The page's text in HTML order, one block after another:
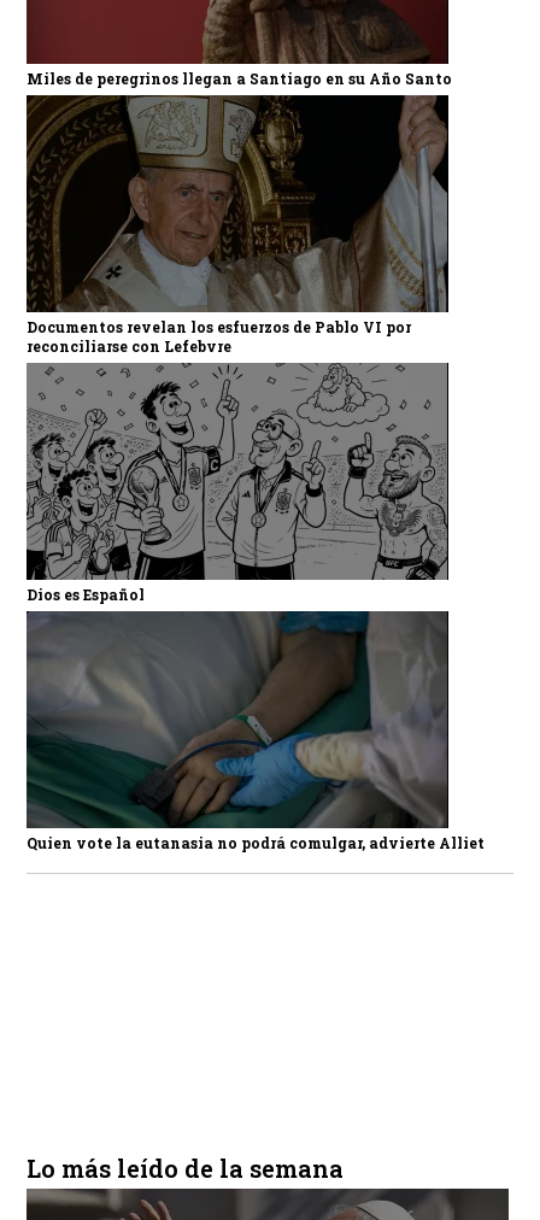
Miles de peregrinos llegan a Santiago en su Año Santo
Documentos revelan los esfuerzos de Pablo VI por
reconciliarse con Lefebvre
Dios es Español
Quien vote la eutanasia no podrá comulgar, advierte Alliet
Lo más leído de la semana